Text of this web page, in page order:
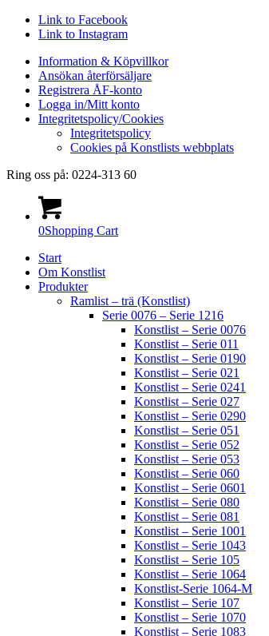
Link to Facebook
Link to Instagram
Information & Köpvillkor
Ansökan återförsäljare
Registrera ÅF-konto
Logga in/Mitt konto
Integritetspolicy/Cookies
Integritetspolicy
Cookies på Konstlists webbplats
Ring oss på: 0224-313 60
0Shopping Cart
Start
Om Konstlist
Produkter
Ramlist – trä (Konstlist)
Serie 0076 – Serie 1216
Konstlist – Serie 0076
Konstlist – Serie 011
Konstlist – Serie 0190
Konstlist – Serie 021
Konstlist – Serie 0241
Konstlist – Serie 027
Konstlist – Serie 0290
Konstlist – Serie 051
Konstlist – Serie 052
Konstlist – Serie 053
Konstlist – Serie 060
Konstlist – Serie 0601
Konstlist – Serie 080
Konstlist – Serie 081
Konstlist – Serie 1001
Konstlist – Serie 1043
Konstlist – Serie 105
Konstlist – Serie 1064
Konstlist-Serie 1064-M
Konstlist – Serie 107
Konstlist – Serie 1070
Konstlist – Serie 1083